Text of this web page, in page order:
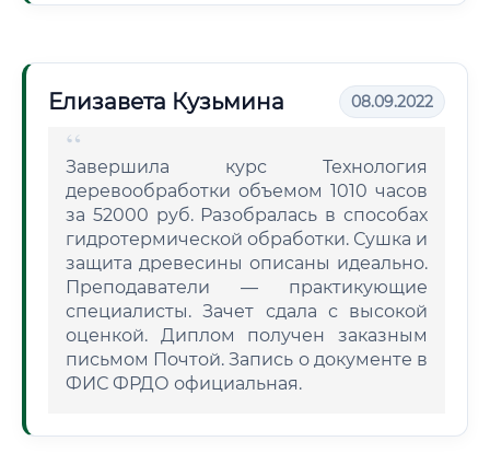
Елизавета Кузьмина 08.09.2022
Завершила курс Технология
деревообработки объемом 1010 часов
за 52000 руб. Разобралась в способах
гидротермической обработки. Сушка и
защита древесины описаны идеально.
Преподаватели — практикующие
специалисты. Зачет сдала с высокой
оценкой. Диплом получен заказным
письмом Почтой. Запись о документе в
ФИС ФРДО официальная.